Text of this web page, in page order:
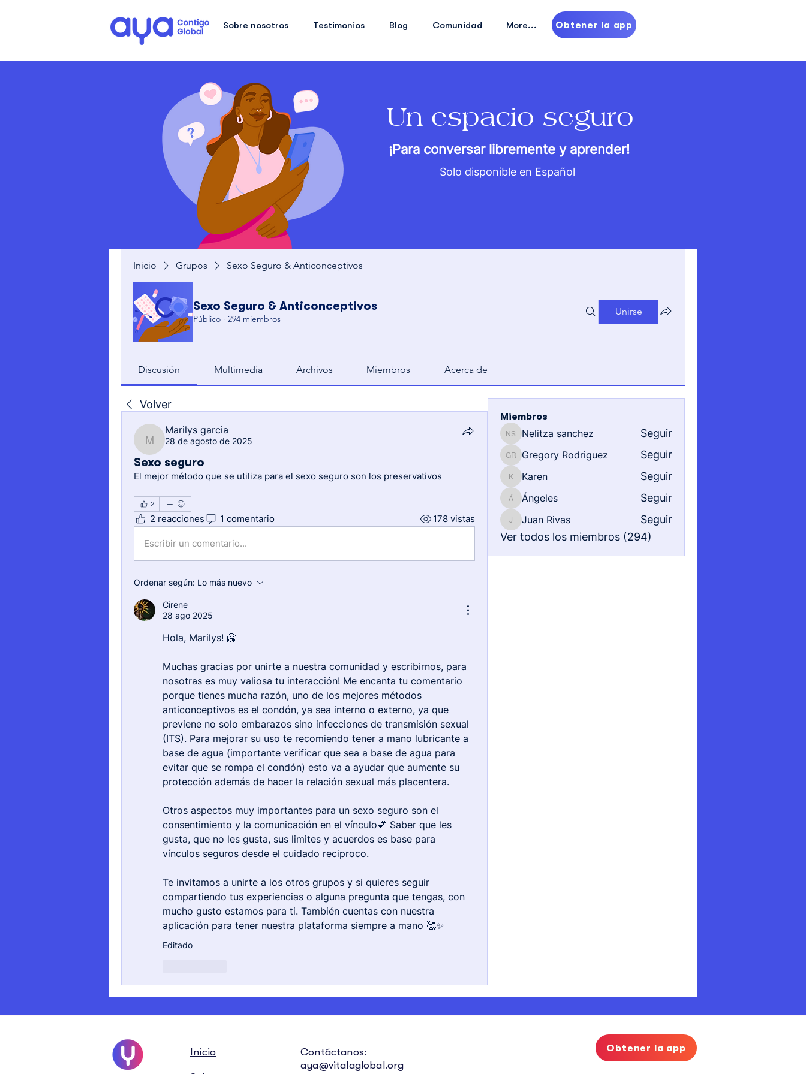
Sobre nosotros Testimonios Blog Comunidad More... Obtener la app
Solo disponible en Español
Un espacio seguro
¡Para conversar libremente y aprender!
Inicio Grupos Sexo Seguro & Anticonceptivos
Sexo Seguro & Anticonceptivos
Público · 294 miembros
Unirse
Discusión Multimedia Archivos Miembros Acerca de
Volver
Marilys garcia
Marilys garcia
28 de agosto de 2025
Sexo seguro
El mejor método que se utiliza para el sexo seguro son los preservativos
2
2 reacciones 1 comentario 178 vistas
Escribir un comentario...
Ordenar según: Lo más nuevo
Cirene
28 ago 2025
Hola, Marilys! 🤗
Muchas gracias por unirte a nuestra comunidad y escribirnos, para
nosotras es muy valiosa tu interacción! Me encanta tu comentario
porque tienes mucha razón, uno de los mejores métodos
anticonceptivos es el condón, ya sea interno o externo, ya que
previene no solo embarazos sino infecciones de transmisión sexual
(ITS). Para mejorar su uso te recomiendo tener a mano lubricante a
base de agua (importante verificar que sea a base de agua para
evitar que se rompa el condón) esto va a ayudar que aumente su
protección además de hacer la relación sexual más placentera.
Otros aspectos muy importantes para un sexo seguro son el
consentimiento y la comunicación en el vínculo💕 Saber que les
gusta, que no les gusta, sus limites y acuerdos es base para
vínculos seguros desde el cuidado reciproco.
Te invitamos a unirte a los otros grupos y si quieres seguir
compartiendo tus experiencias o alguna pregunta que tengas, con
mucho gusto estamos para ti. También cuentas con nuestra
aplicación para tener nuestra plataforma siempre a mano 🥰✨
Editado
Miembros
Nelitza sanchez
Nelitza sanchez Seguir
Gregory Rodriguez
Gregory Rodriguez Seguir
KarenKaren Seguir
Ángeles
Ángeles Seguir
Juan Rivas
Juan Rivas
Seguir
Ver todos los miembros (294)
Inicio
Contáctanos:
aya@vitalaglobal.org
Obtener la app